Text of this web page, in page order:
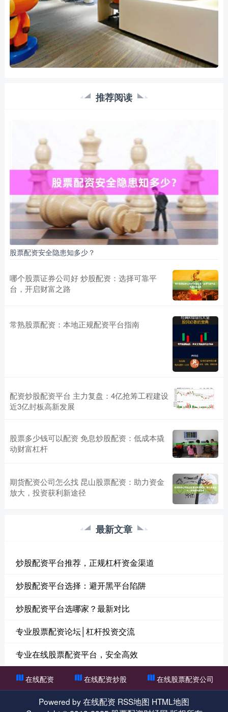
推荐阅读
股票配资安全隐患知多少？
哪个股票证券公司好 炒股配资：选择可靠平
台，开启财富之路
常熟股票配资：本地正规配资平台指南
配资炒股配资平台 主力复盘：4亿抢筹工程建设
近3亿封板高新发展
股票多少钱可以配资 免息炒股配资：低成本撬
动财富杠杆
期货配资公司怎么找 昆山股票配资：助力资金
放大，投资获利新途径
最新文章
炒股配资平台推荐，正规杠杆资金渠道
炒股配资平台选择：避开黑平台陷阱
炒股配资平台选哪家？最新对比
专业股票配资论坛│杠杆投资交流
专业在线股票配资平台，安全高效
在线配资 在线配资炒股 在线股票配资公司
Powered by在线配资 RSS地图 HTML地图